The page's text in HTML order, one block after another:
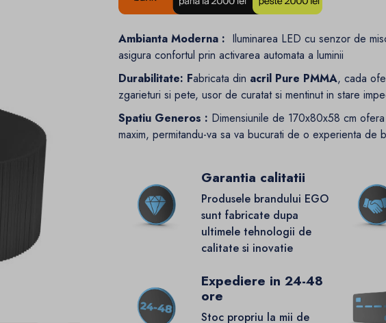
Ambianta Moderna : Iluminarea LED cu senzor de
asigura confortul prin activarea automata a luminii
Durabilitate: Fabricata din acril Pure PMMA, cada
zgarieturi si pete, usor de curatat si mentinut in stare
Spatiu Generos : Dimensiunile de 170x80x58 cm
maxim, permitandu-va sa va bucurati de o experienta de
Garantia calitatii
Produsele brandului EGO
sunt fabricate dupa
ultimele tehnologii de
calitate si inovatie
Expediere in 24-48
ore
Stoc propriu la mii de